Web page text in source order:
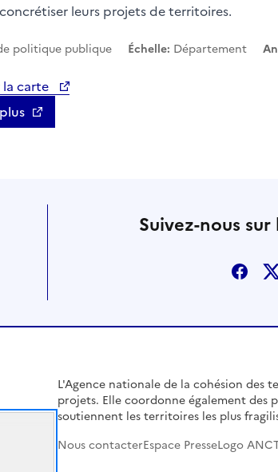
leurs projets de territoires.
politique publique Échelle: Département
la carte
Suivez-nous
X
L'Agence nationale de la cohésion des
projets. Elle coordonne également des
soutiennent les territoires les plus
Nous contacterEspace PresseLogo